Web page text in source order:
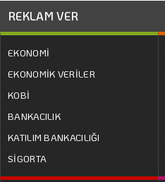
REKLAM VER
EKONOMİ
EKONOMİK VERİLER
KOBİ
BANKACILIK
KATILIM BANKACILIĞI
SİGORTA